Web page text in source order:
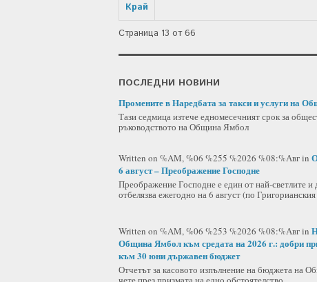
Край
Страница 13 от 66
ПОСЛЕДНИ НОВИНИ
Промените в Наредбата за такси и услуги на
Тази седмица изтече едномесечният срок за
ръководството на Община Ямбол
Written on %AM, %06 %255 %2026 %08:%Авгin
6 август – Преображение Господне
Преображение Господне е един от най-светлите
отбелязва ежегодно на 6 август (по
Written on %AM, %06 %253 %2026 %08:%Авгin
Община Ямбол към средата на 2026 г.: добри
към 30 юни държавен бюджет
Отчетът за касовото изпълнение на бюджета на